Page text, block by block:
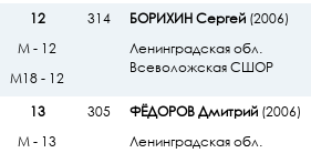
12
314 БОРИХИН Сергей(2006)
Ленинградская обл.
Всеволожская СШОР
М - 12
М18 - 12
13
305 ФЁДОРОВ Дмитрий(2006)
Ленинградская обл.
М - 13